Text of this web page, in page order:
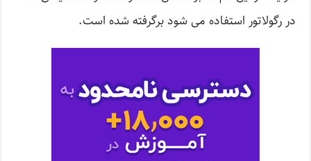
در رگولاتور استفاده می شود برگرفته شده است.